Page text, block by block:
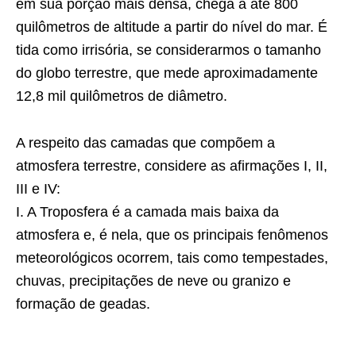
em sua porção mais densa, chega a até 800
quilômetros de altitude a partir do nível do mar. É
tida como irrisória, se considerarmos o tamanho
do globo terrestre, que mede aproximadamente
12,8 mil quilômetros de diâmetro.
A respeito das camadas que compõem a
atmosfera terrestre, considere as afirmações I, II,
III e IV:
I. A Troposfera é a camada mais baixa da
atmosfera e, é nela, que os principais fenômenos
meteorológicos ocorrem, tais como tempestades,
chuvas, precipitações de neve ou granizo e
formação de geadas.